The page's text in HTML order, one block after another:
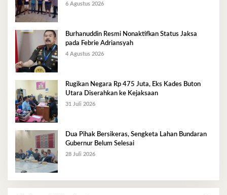
6 Agustus 2026
Burhanuddin Resmi Nonaktifkan Status Jaksa
pada Febrie Adriansyah
4 Agustus 2026
Rugikan Negara Rp 475 Juta, Eks Kades Buton
Utara Diserahkan ke Kejaksaan
31 Juli 2026
Dua Pihak Bersikeras, Sengketa Lahan Bundaran
Gubernur Belum Selesai
28 Juli 2026